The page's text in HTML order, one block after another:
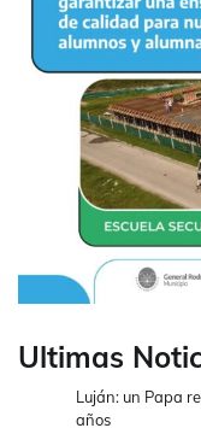
Ultimas
Luján: un Papa
años